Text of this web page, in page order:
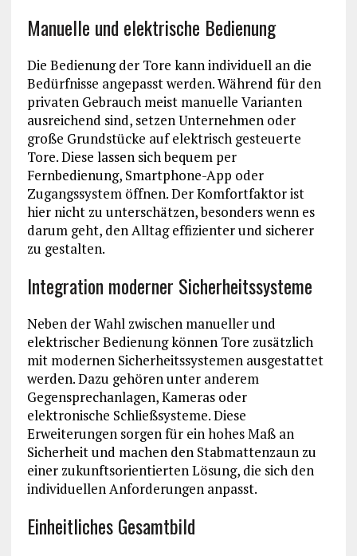
Manuelle und elektrische Bedienung
Die Bedienung der Tore kann individuell an die
Bedürfnisse angepasst werden. Während für den
privaten Gebrauch meist manuelle Varianten
ausreichend sind, setzen Unternehmen oder
große Grundstücke auf elektrisch gesteuerte
Tore. Diese lassen sich bequem per
Fernbedienung, Smartphone-App oder
Zugangssystem öffnen. Der Komfortfaktor ist
hier nicht zu unterschätzen, besonders wenn es
darum geht, den Alltag effizienter und sicherer
zu gestalten.
Integration moderner Sicherheitssysteme
Neben der Wahl zwischen manueller und
elektrischer Bedienung können Tore zusätzlich
mit modernen Sicherheitssystemen ausgestattet
werden. Dazu gehören unter anderem
Gegensprechanlagen, Kameras oder
elektronische Schließsysteme. Diese
Erweiterungen sorgen für ein hohes Maß an
Sicherheit und machen den Stabmattenzaun zu
einer zukunftsorientierten Lösung, die sich den
individuellen Anforderungen anpasst.
Einheitliches Gesamtbild